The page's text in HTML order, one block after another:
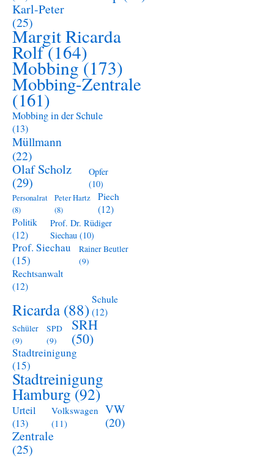
Karl-Peter
(25)
Margit Ricarda
Rolf(164)
Mobbing(173)
Mobbing-Zentrale
(161)
Mobbing in der Schule
(13)
Müllmann
(22)
Olaf Scholz
(29)
Opfer
(10)
Personalrat
(8)
Peter Hartz
(8)
Piech
(12)
Politik
(12)
Prof. Dr. Rüdiger
Siechau (10)
Prof. Siechau
(15)
Rainer Beutler
(9)
Rechtsanwalt
(12)
Ricarda (88) Schule
(12)
Schüler
(9)
SPD
(9)
SRH
(50)
Stadtreinigung
(15)
Stadtreinigung
Hamburg(92)
Urteil
(13)
Volkswagen
(11)
VW
(20)
Zentrale
(25)